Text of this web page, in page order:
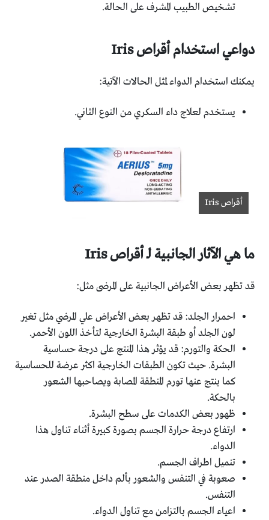
تشخيص الطبيب المشرف على الحالة.
دواعي استخدام أقراصIris
يمكنك استخدام الدواء لمثل الحالات الآتية:
يستخدم لعلاج داء السكري من النوع الثاني.
أقراص Iris
ما هي الآثار الجانبية لـ أقراصIris
قد تظهر بعض الأعراض الجانبية على المرضى مثل:
احمرار الجلد: قد تظهر بعض الأعراض علي المرضي مثل تغير
لون الجلد أو طبقة البشرة الخارجية لتأخذ اللون الأحمر.
الحكة والتورم: قد يؤثر هذا المنتج على درجة حساسية
البشرة. حيث تكون الطبقات الخارجية اكثر عرضة للحساسية
كما ينتج عنها تورم المنطقة المصابة ويصاحبها الشعور
بالحكة.
ظهور بعض الكدمات على سطح البشرة.
ارتفاع درجة حرارة الجسم بصورة كبيرة أثناء تناول هذا
الدواء.
تنميل اطراف الجسم.
صعوبة في التنفس والشعور بألم داخل منطقة الصدر عند
التنفس.
اعياء الجسم بالتزامن مع تناول الدواء.